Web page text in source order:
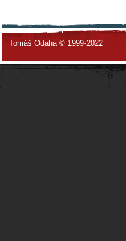
Tomáš Odaha © 1999-2022